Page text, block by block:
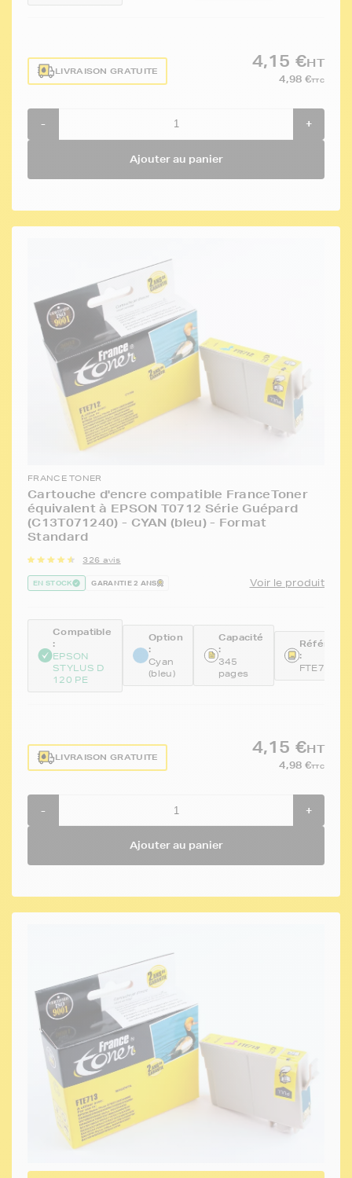
LIVRAISON GRATUITE
4,15 €HT
4,98 €TTC
- +
Ajouter au panier
FRANCE TONER
Cartouche d'encre compatible FranceToner
équivalent à EPSON T0712 Série Guépard
(C13T071240) - CYAN (bleu) - Format
Standard
326 avis
EN STOCK GARANTIE 2 ANS Voir le produit
Compatible
:
EPSON
STYLUS D
120 PE
Option
:
Cyan
(bleu)
Capacité
:
345
pages
:
FTE712
LIVRAISON GRATUITE
4,15 €HT
4,98 €TTC
- +
Ajouter au panier